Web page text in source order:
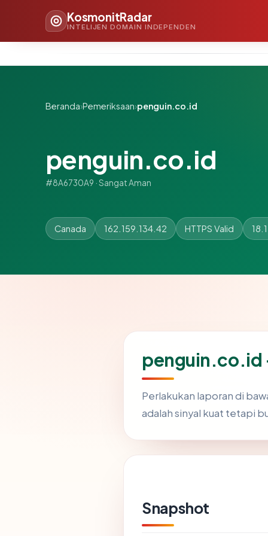
KosmonitRadar
INTELIJEN DOMAIN INDEPENDEN
Beranda›Pemeriksaan›penguin.co.id
penguin.co.id
#8A6730A9 · Sangat Aman
Canada 162.159.134.42 HTTPS Valid
penguin.co.id
Perlakukan laporan di
adalah sinyal kuat tetapi
Snapshot